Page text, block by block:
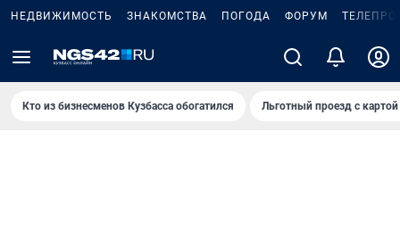
НЕДВИЖИМОСТЬ ЗНАКОМСТВА ПОГОДА ФОРУМ
Кто из бизнесменов Кузбасса обогатился Льготный проезд с